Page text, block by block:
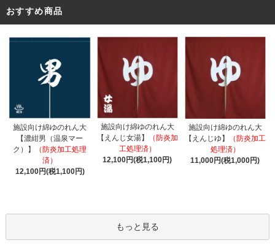
おすすめ商品
施設向け綿ゆのれん大
【濃紺男（温泉マー
ク）】
（防炎加工処理
済）
12,100円(税1,100円)
施設向け綿ゆのれん大
【えんじ女湯】
（防炎加
工処理済）
12,100円(税1,100円)
施設向け綿ゆのれん大
【えんじゆ】
（防炎加工
処理済）
11,000円(税1,000円)
もっと見る